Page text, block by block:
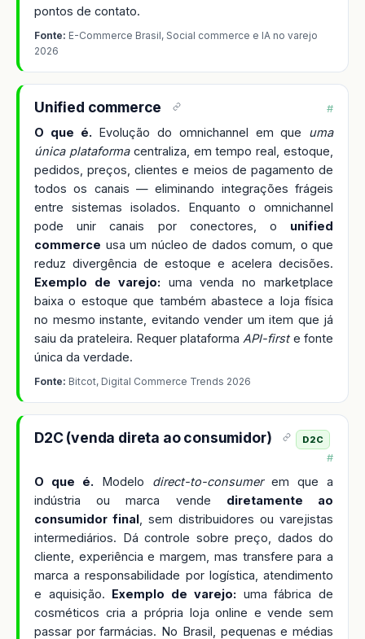
pontos de contato.
Fonte: E-Commerce Brasil, Social commerce e IA no varejo
2026
Unified commerce #
O que é. Evolução do omnichannel em que uma
única plataformacentraliza, em tempo real, estoque,
pedidos, preços, clientes e meios de pagamento de
todos os canais — eliminando integrações frágeis
entre sistemas isolados. Enquanto o omnichannel
pode unir canais por conectores, o unified
commerce usa um núcleo de dados comum, o que
reduz divergência de estoque e acelera decisões.
Exemplo de varejo: uma venda no marketplace
baixa o estoque que também abastece a loja física
no mesmo instante, evitando vender um item que já
saiu da prateleira. Requer plataforma API-firste fonte
única da verdade.
Fonte: Bitcot, Digital Commerce Trends 2026
D2C (venda direta ao consumidor) D2C
#
O que é. Modelo direct-to-consumerem que a
indústria ou marca vende diretamente ao
consumidor final , sem distribuidores ou varejistas
intermediários. Dá controle sobre preço, dados do
cliente, experiência e margem, mas transfere para a
marca a responsabilidade por logística, atendimento
e aquisição. Exemplo de varejo: uma fábrica de
cosméticos cria a própria loja online e vende sem
passar por farmácias. No Brasil, pequenas e médias